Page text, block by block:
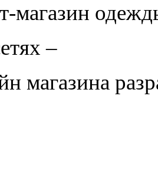
магазин
–
магазина